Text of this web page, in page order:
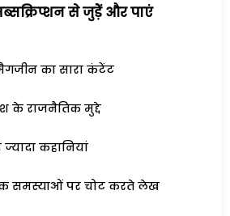
से जुड़ेें और पाएं
का सारा कंटेंट
के राजनैतिक मुद्दे
कहानियां
समस्याओं पर चोट करते लेख